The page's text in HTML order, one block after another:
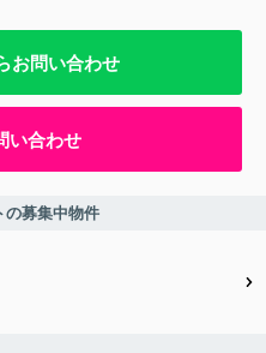
お問い合わせ
い合わせ
の募集中物件